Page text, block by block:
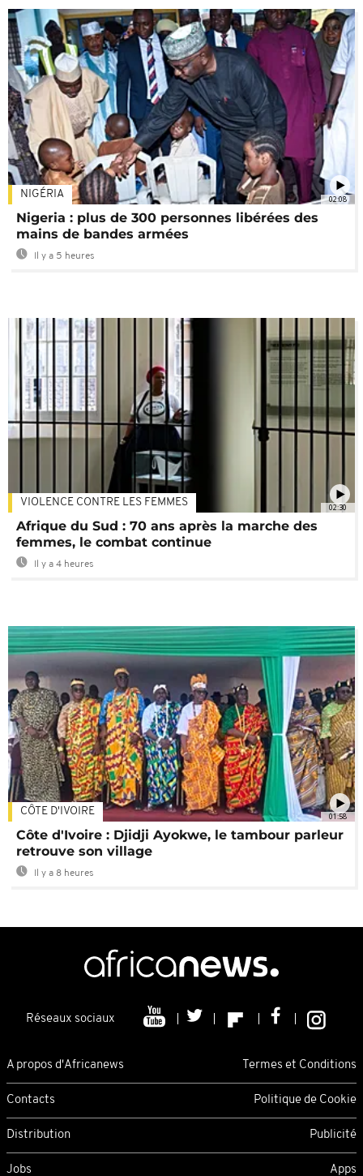
02:08
NIGÉRIA
Nigeria : plus de 300 personnes libérées des
mains de bandes armées
Il y a 5 heures
02:30
VIOLENCE CONTRE LES FEMMES
Afrique du Sud : 70 ans après la marche des
femmes, le combat continue
Il y a 4 heures
01:58
CÔTE D'IVOIRE
Côte d'Ivoire : Djidji Ayokwe, le tambour parleur
retrouve son village
Il y a 8 heures
Réseaux sociaux
A propos d'Africanews Termes et Conditions
Contacts Politique de Cookie
Distribution Publicité
Jobs Apps